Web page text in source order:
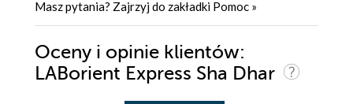
Masz pytania? Zajrzyj do zakładki Pomoc »
Oceny i opinie klientów:
LABorient Express Sha Dhar